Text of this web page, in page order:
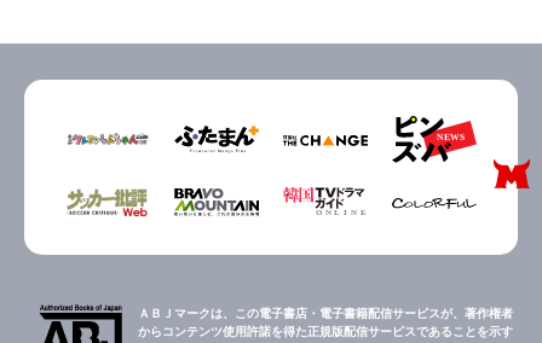
ＡＢＪマークは、この電子書店・電子書籍配信サービスが、著作権者
からコンテンツ使用許諾を得た正規版配信サービスであることを示す